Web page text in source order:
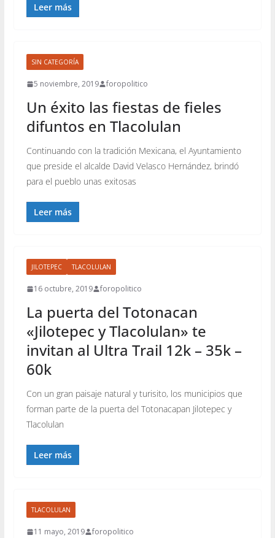
Leer más
SIN CATEGORÍA
5 noviembre, 2019 foropolitico
Un éxito las fiestas de fieles
difuntos en Tlacolulan
Continuando con la tradición Mexicana, el Ayuntamiento
que preside el alcalde David Velasco Hernández, brindó
para el pueblo unas exitosas
Leer más
JILOTEPEC TLACOLULAN
16 octubre, 2019 foropolitico
La puerta del Totonacan
«Jilotepec y Tlacolulan» te
invitan al Ultra Trail 12k – 35k –
60k
Con un gran paisaje natural y turisito, los municipios que
forman parte de la puerta del Totonacapan Jilotepec y
Tlacolulan
Leer más
TLACOLULAN
11 mayo, 2019 foropolitico